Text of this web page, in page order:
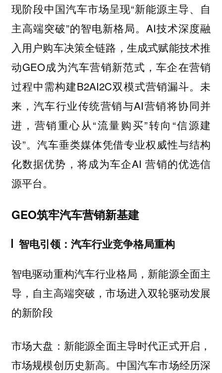
现阶段中国汽车市场呈现“新能源主导、自
主高端突破”的智电新格局。AI技术深度融
入用户购车决策全链路，生成式赋能技术推
动GEO成为汽车营销新范式，车企在营销
过程中需构建B2AI2C双模式营销漏斗。未
来，汽车行业传统营销与AI营销将协同并
进，营销重心从“流量购买”转向“信源建
设”。汽车垂类媒体凭借专业权威性与结构
化数据优势，将成为车企AI 营销的优选信
源平台。
GEO筑牢汽车营销新基建
智电引领：汽车行业竞争格局重构
智电驱动重构汽车行业格局，新能源全面主
导，自主高端突破，市场进入双轮驱动发展
的新阶段
市场大盘： 新能源全面主导时代正式开启，
市场规模创历史新高。中国汽车市场经历深